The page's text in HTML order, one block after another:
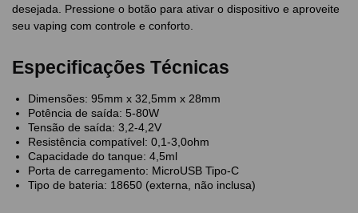
desejada. Pressione o botão para ativar o dispositivo e aproveite
seu vaping com controle e conforto.
Especificações Técnicas
Dimensões: 95mm x 32,5mm x 28mm
Potência de saída: 5-80W
Tensão de saída: 3,2-4,2V
Resistência compatível: 0,1-3,0ohm
Capacidade do tanque: 4,5ml
Porta de carregamento: MicroUSB Tipo-C
Tipo de bateria: 18650 (externa, não inclusa)